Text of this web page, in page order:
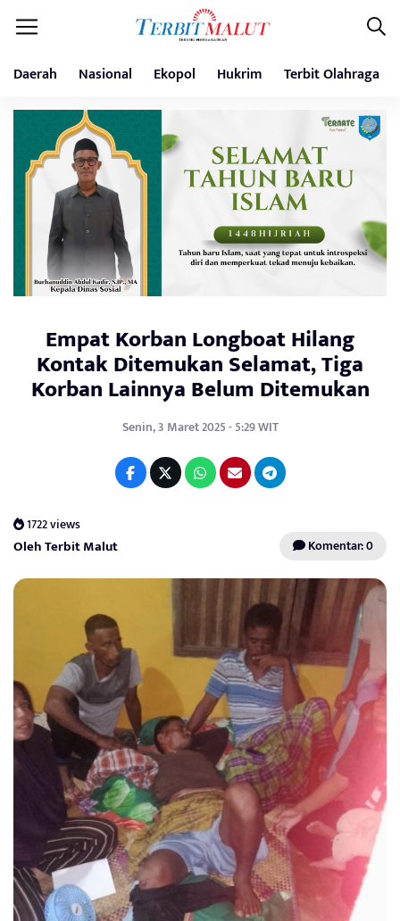
Daerah Nasional Ekopol Hukrim Terbit Olahraga
Empat Korban Longboat Hilang
Kontak Ditemukan Selamat, Tiga
Korban Lainnya Belum Ditemukan
Senin, 3 Maret 2025 - 5:29 WIT
1722 views
Oleh Terbit Malut Komentar: 0